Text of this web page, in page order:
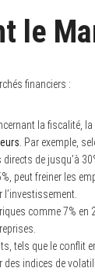
le
financiers :
la fiscalité,
. Par exemple,
de jusqu’à
peut freiner les
comme 7% en
tels que le conflit
indices de